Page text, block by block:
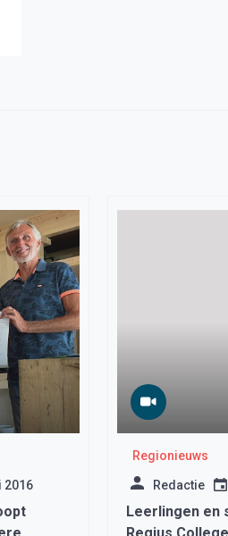
2016
Regionieuws
Redactie
Leerlingen en